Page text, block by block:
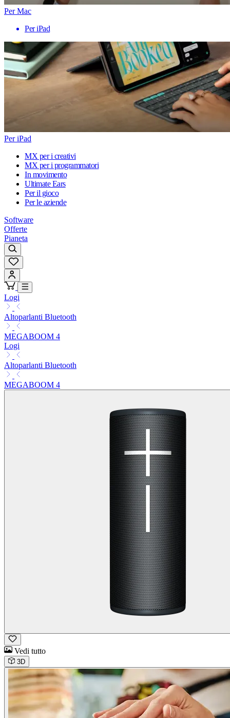
Per Mac
Per iPad
Per iPad
MX per i creativi
MX per i programmatori
In movimento
Ultimate Ears
Per il gioco
Per le aziende
Software
Offerte
Pianeta
Logi
Altoparlanti Bluetooth
MEGABOOM 4
Logi
Altoparlanti Bluetooth
MEGABOOM 4
Vedi tutto
3D